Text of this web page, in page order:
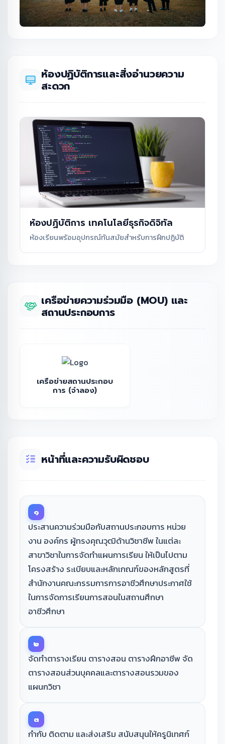
ห้องปฏิบัติการและสิ่งอำนวยความ
สะดวก
ห้องปฏิบัติการ เทคโนโลยีธุรกิจดิจิทัล
ห้องเรียนพร้อมอุปกรณ์ทันสมัยสำหรับการฝึกปฏิบัติ
เครือข่ายความร่วมมือ (MOU) และ
สถานประกอบการ
เครือข่ายสถานประกอบ
การ (จำลอง)
หน้าที่และความรับผิดชอบ
๑
ประสานความร่วมมือกับสถานประกอบการ หน่วย
งาน องค์กร ผู้ทรงคุณวุฒิด้านวิชาชีพ ในแต่ละ
สาขาวิชาในการจัดทำแผนการเรียน ให้เป็นไปตาม
โครงสร้าง ระเบียบและหลักเกณฑ์ของหลักสูตรที่
สำนักงานคณะกรรมการการอาชีวศึกษาประกาศใช้
ในการจัดการเรียนการสอนในสถานศึกษา
อาชีวศึกษา
๒
จัดทำตารางเรียน ตารางสอน ตารางฝึกอาชีพ จัด
ตารางสอนส่วนบุคคลและตารางสอนรวมของ
แผนกวิชา
๓
กำกับ ติดตาม และส่งเสริม สนับสนุนให้ครูนิเทศก์